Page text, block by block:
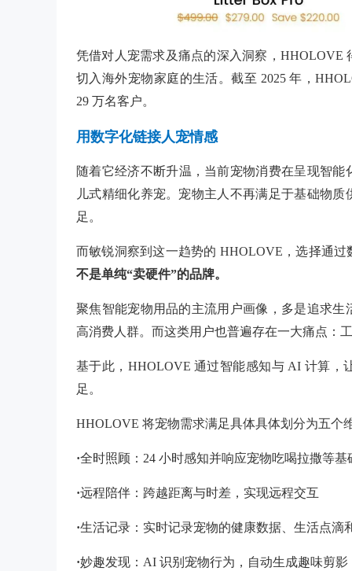
凭借对人宠需求及痛点的深入洞察，HHOLOVE
切入海外宠物家庭的生活。截至 2025 年，
29 万名客户。
用数字化链接人宠情感
随着它经济不断升温，当前宠物消费在呈现智
儿式精细化养宠。宠物主人不再满足于基础物
足。
而敏锐洞察到这一趋势的 HHOLOVE，选择通
不是单纯“卖硬件”的品牌。
聚焦智能宠物用品的主流用户画像，多是追求
高消费人群。而这类用户也普遍存在一大痛点：
基于此，HHOLOVE 通过智能感知与 AI 计算，
足。
HHOLOVE 将宠物需求满足具体具体划分为五个
·全时照顾：24 小时感知并响应宠物吃喝拉撒等基
·远程陪伴：跨越距离与时差，实现远程交互
·生活记录：实时记录宠物的健康数据、生活点滴
·妙趣发现：AI 识别宠物行为，自动生成趣味剪影